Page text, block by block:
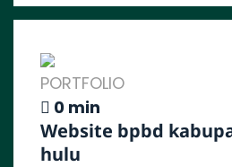
PORTFOLIO
0 min
Website bpbd
hulu